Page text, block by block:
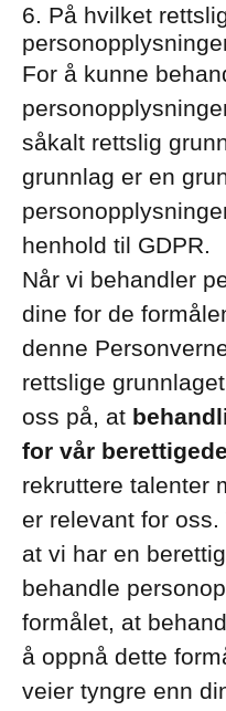
6. På hvilket
For å kunne
såkalt rettslig
grunnlag er en
henhold til GDPR.
Når vi behandler
dine for de
denne
rettslige
oss på, at
for vår
rekruttere talenter
er relevant for
at vi har en
behandle
formålet, at
å oppnå dette
veier tyngre enn